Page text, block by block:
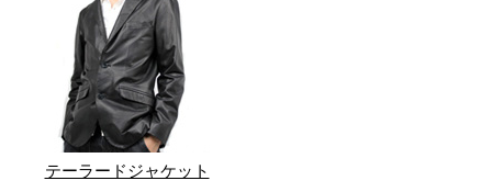
テーラードジャケット